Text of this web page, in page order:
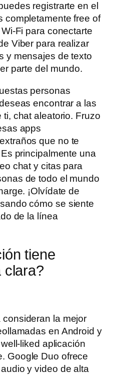
registrarte en el
completamente free of
Fi para conectarte
Viber para realizar
y mensajes de texto
parte del mundo.
personas
encontrar a las
chat aleatorio. Fruzo
apps
que no te
principalmente una
chat y citas para
de todo el mundo
¡Olvídate de
cómo se siente
de la línea
tiene
clara?
la mejor
en Android y
liked aplicación
Google Duo ofrece
y video de alta